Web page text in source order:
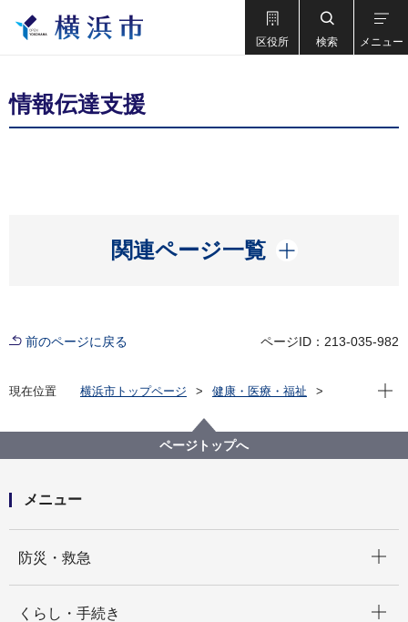
区役所 検索 メニュー
情報伝達支援
関連ページ一覧
開く
前のページに戻る ページID：213-035-982
現在位置 横浜市トップページ
健康・医療・福祉
愛の手帳 Ａ２（ＩＱ21～35）
現在
ページトップへ
メニュー
防災・救急
くらし・手続き